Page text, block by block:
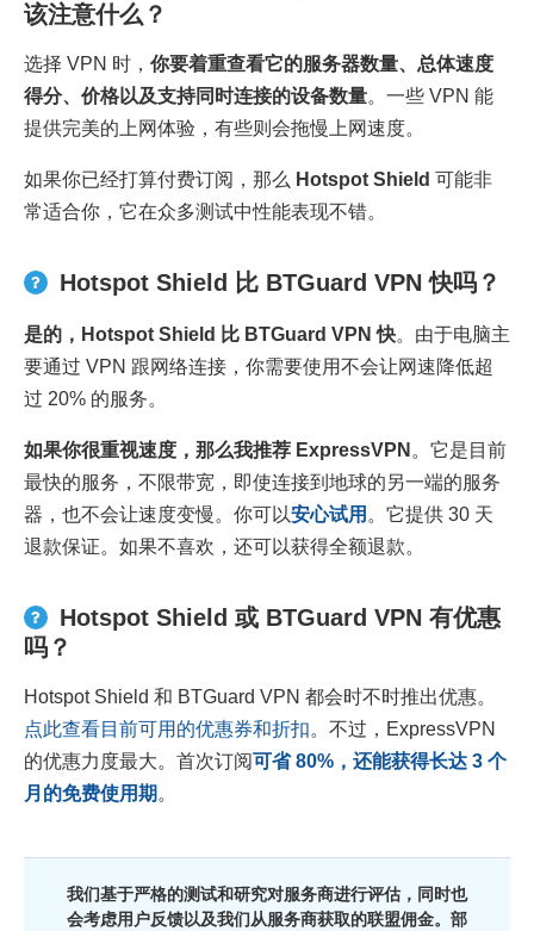
该注意什么？
选择 VPN 时， 你要着重查看它的服务器数量、总体速度
得分、价格以及支持同时连接的设备数量。一些 VPN 能
提供完美的上网体验，有些则会拖慢上网速度。
如果你已经打算付费订阅，那么 Hotspot Shield 可能非
常适合你，它在众多测试中性能表现不错。
Hotspot Shield 比 BTGuard VPN 快吗？
是的， Hotspot Shield 比 BTGuard VPN快。由于电脑主
要通过 VPN 跟网络连接，你需要使用不会让网速降低超
过 20% 的服务。
如果你很重视速度，那么我推荐 ExpressVPN 。它是目前
最快的服务，不限带宽，即使连接到地球的另一端的服务
器，也不会让速度变慢。你可以安心试用 。它提供 30 天
退款保证。如果不喜欢，还可以获得全额退款。
Hotspot Shield 或 BTGuard VPN 有优惠
吗？
Hotspot Shield 和 BTGuard VPN 都会时不时推出优惠。
点此查看目前可用的优惠券和折扣。不过，ExpressVPN
的优惠力度最大。首次订阅 可省80%，还能获得长达 3 个
月的免费使用期。
我们基于严格的测试和研究对服务商进行评估，同时也
会考虑用户反馈以及我们从服务商获取的联盟佣金。部